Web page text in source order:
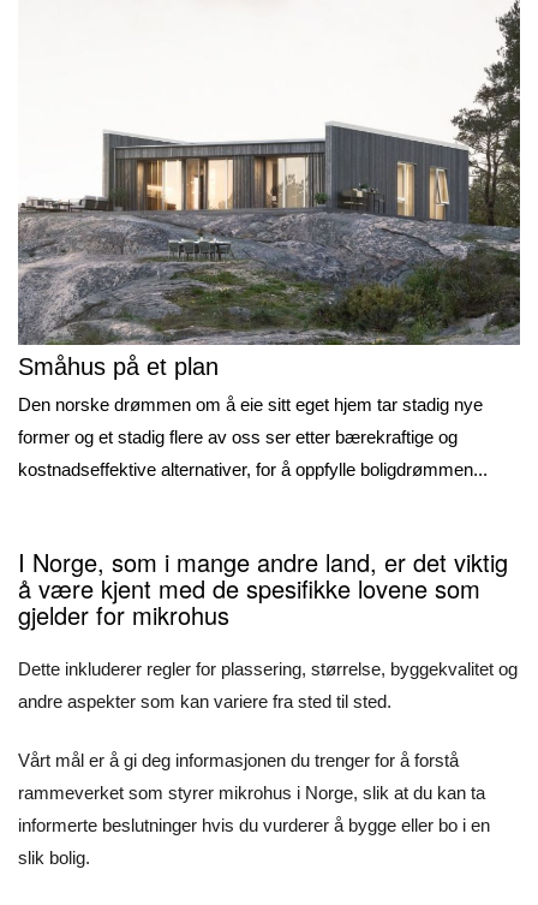
Småhus på et plan
Den norske drømmen om å eie sitt eget hjem tar stadig nye
former og et stadig flere av oss ser etter bærekraftige og
kostnadseffektive alternativer, for å oppfylle boligdrømmen...
I Norge, som i mange andre land, er det viktig
å være kjent med de spesifikke lovene som
gjelder for mikrohus
Dette inkluderer regler for plassering, størrelse, byggekvalitet og
andre aspekter som kan variere fra sted til sted.
Vårt mål er å gi deg informasjonen du trenger for å forstå
rammeverket som styrer mikrohus i Norge, slik at du kan ta
informerte beslutninger hvis du vurderer å bygge eller bo i en
slik bolig.